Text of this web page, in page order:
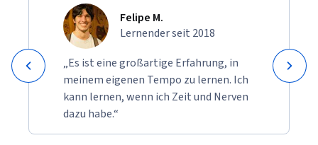
Felipe M.
Lernender seit 2018
„Es ist eine großartige Erfahrung, in
meinem eigenen Tempo zu lernen. Ich
kann lernen, wenn ich Zeit und Nerven
dazu habe.“